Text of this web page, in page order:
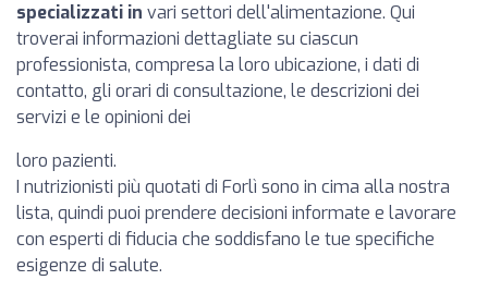
specializzati in vari settori dell'alimentazione. Qui
troverai informazioni dettagliate su ciascun
professionista, compresa la loro ubicazione, i dati di
contatto, gli orari di consultazione, le descrizioni dei
servizi e le opinioni dei
loro pazienti.
I nutrizionisti più quotati di Forlì sono in cima alla nostra
lista, quindi puoi prendere decisioni informate e lavorare
con esperti di fiducia che soddisfano le tue specifiche
esigenze di salute.